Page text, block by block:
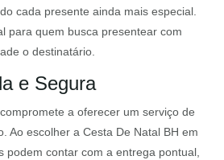
cada presente ainda mais especial.
para quem busca presentear com
o destinatário.
e Segura
a oferecer um serviço de
Ao escolher a Cesta De Natal BH em
podem contar com a entrega pontual,